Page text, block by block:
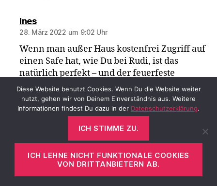
Inessagt:
28. März 2022 um 9:02 Uhr
Wenn man außer Haus kostenfrei Zugriff auf
einen Safe hat, wie Du bei Rudi, ist das
natürlich perfekt – und der feuerfeste
Schrank im eigenen Haus auch.
Wenn jemand offenbar so gut abgesichert ist,
eintreten wird.
Diese Website benutzt Cookies. Wenn Du die Website weiter
nutzt, gehen wir von Deinem Einverständnis aus. Weitere
Informationen findest Du dazu in der Datenschutzerklärung.
ICH STIMME ZU.
ICH LEHNE NICHT FUNKTIONALE COOKIES
VON DRITTANBIETERN AB.